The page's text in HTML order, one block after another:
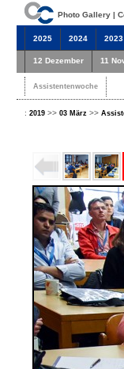
Photo Gallery |
2025 2024 2023
12 Dezember 11
Assistentenwoche
: 2019 >> 03 März >>